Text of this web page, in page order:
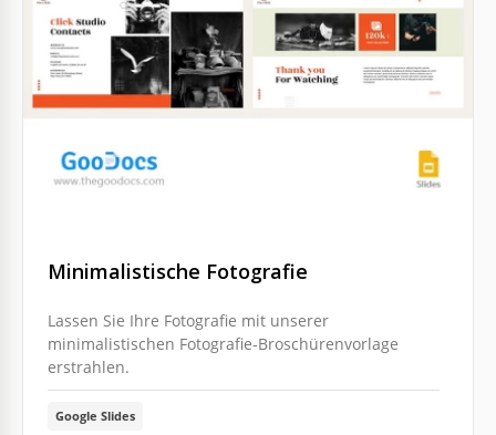
Minimalistische Fotografie
Lassen Sie Ihre Fotografie mit unserer
minimalistischen Fotografie-Broschürenvorlage
erstrahlen.
Google Slides